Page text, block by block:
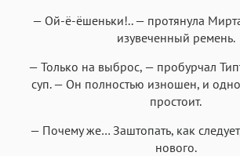
— Ой-ё-ёшеньки!.. — протянула
изувеченный ремень.
— Только на выброс, — пробурчал
суп. — Он полностью изношен, и
простоит.
— Почему же… Заштопать, как
нового.